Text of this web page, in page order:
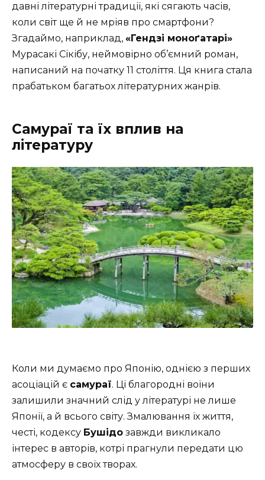
давні літературні традиції, які сягають часів,
коли світ ще й не мріяв про смартфони?
Згадаймо, наприклад, «Гендзі моноґатарі»
Мурасакі Сікібу, неймовірно об’ємний роман,
написаний на початку 11 століття. Ця книга стала
прабатьком багатьох літературних жанрів.
Самураї та їх вплив на
літературу
Коли ми думаємо про Японію, однією з перших
асоціацій є самураї. Ці благородні воїни
залишили значний слід у літературі не лише
Японії, а й всього світу. Змалювання їх життя,
честі, кодексу Бушідо завжди викликало
інтерес в авторів, котрі прагнули передати цю
атмосферу в своїх творах.